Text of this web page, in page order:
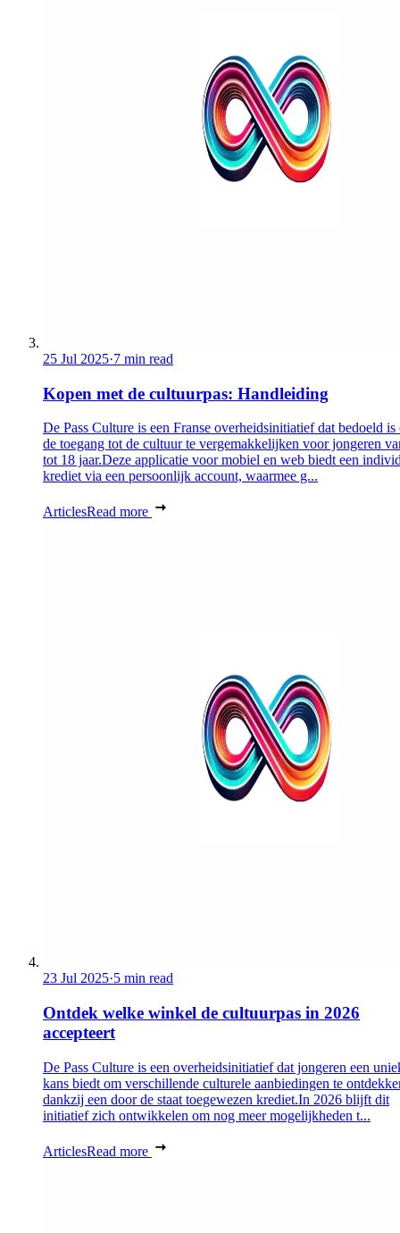
25 Jul 2025·7 min read
Kopen met de cultuurpas: Handleiding
De Pass Culture is een Franse overheidsinitiatief dat bedoeld is
de toegang tot de cultuur te vergemakkelijken voor jongeren
tot 18 jaar.Deze applicatie voor mobiel en web biedt een
krediet via een persoonlijk account, waarmee g...
ArticlesRead more
23 Jul 2025·5 min read
Ontdek welke winkel de cultuurpas in 2026
accepteert
De Pass Culture is een overheidsinitiatief dat jongeren een
kans biedt om verschillende culturele aanbiedingen te
dankzij een door de staat toegewezen krediet.In 2026 blijft dit
initiatief zich ontwikkelen om nog meer mogelijkheden t...
ArticlesRead more